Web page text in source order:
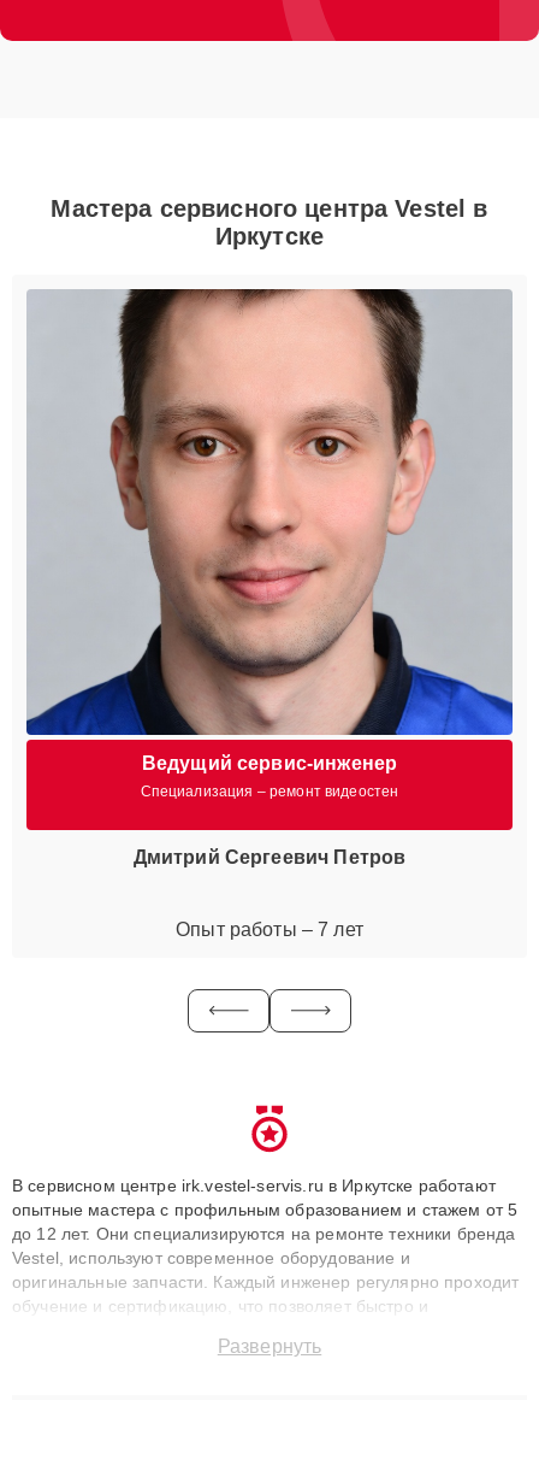
Мастера сервисного центра Vestel в
Иркутске
Ведущий сервис-инженер
Специализация – ремонт видеостен
Дмитрий Сергеевич Петров
Опыт работы – 7 лет
В сервисном центре irk.vestel-servis.ru в Иркутске работают
опытные мастера с профильным образованием и стажем от 5
до 12 лет. Они специализируются на ремонте техники бренда
Vestel, используют современное оборудование и
оригинальные запчасти. Каждый инженер регулярно проходит
обучение и сертификацию, что позволяет быстро и
сохранением гарантии до 3 лет. Наши мастера решают
Развернуть